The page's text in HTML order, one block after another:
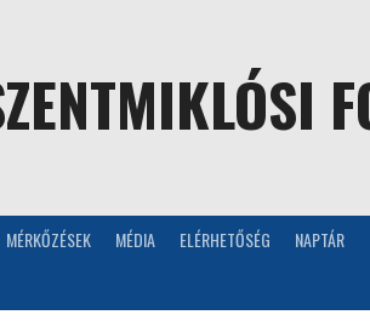
MÉRKŐZÉSEK MÉDIA ELÉRHETŐSÉG NAPTÁR